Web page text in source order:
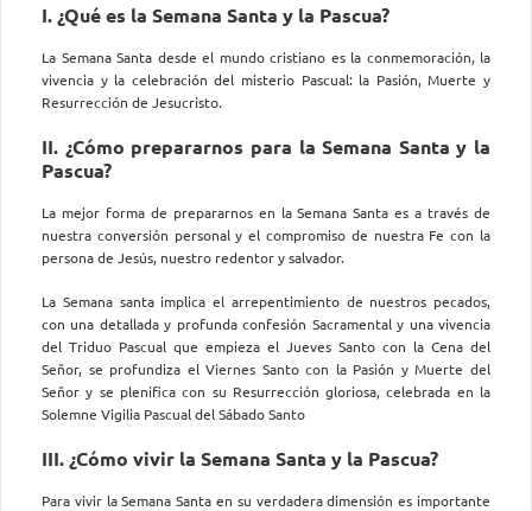
I. ¿Qué es la Semana Santa y la Pascua?
La Semana Santa desde el mundo cristiano es la conmemoración, la
vivencia y la celebración del misterio Pascual: la Pasión, Muerte y
Resurrección de Jesucristo.
II. ¿Cómo prepararnos para la Semana Santa y la
Pascua?
La mejor forma de prepararnos en la Semana Santa es a través de
nuestra conversión personal y el compromiso de nuestra Fe con la
persona de Jesús, nuestro redentor y salvador.
La Semana santa implica el arrepentimiento de nuestros pecados,
con una detallada y profunda confesión Sacramental y una vivencia
del Triduo Pascual que empieza el Jueves Santo con la Cena del
Señor, se profundiza el Viernes Santo con la Pasión y Muerte del
Señor y se plenifica con su Resurrección gloriosa, celebrada en la
Solemne Vigilia Pascual del Sábado Santo
III. ¿Cómo vivir la Semana Santa y la Pascua?
Para vivir la Semana Santa en su verdadera dimensión es importante